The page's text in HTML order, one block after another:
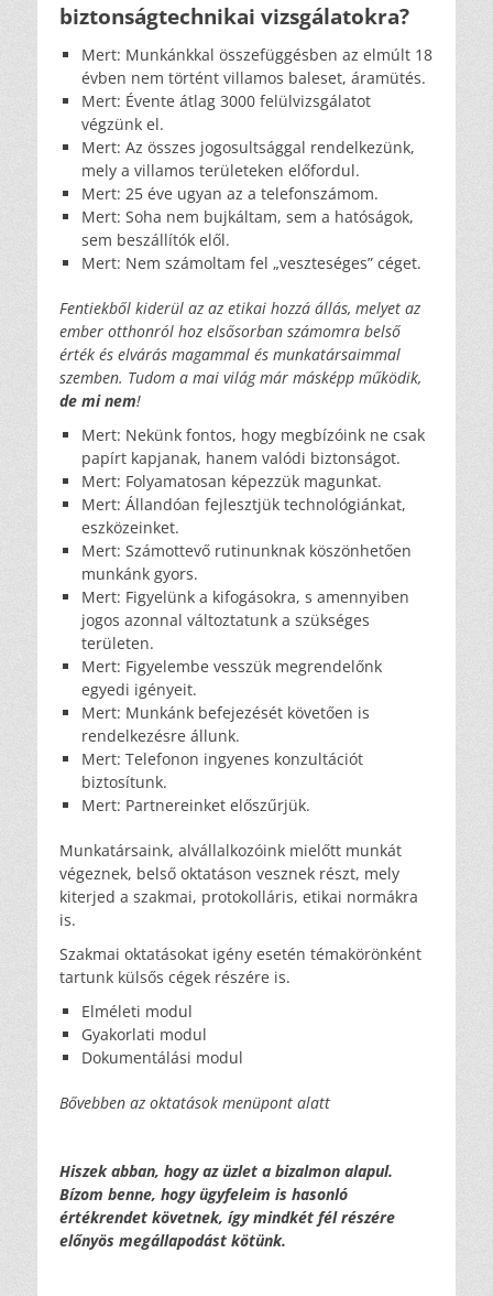
biztonságtechnikai vizsgálatokra?
Mert: Munkánkkal összefüggésben az elmúlt 18
évben nem történt villamos baleset, áramütés.
Mert: Évente átlag 3000 felülvizsgálatot
végzünk el.
Mert: Az összes jogosultsággal rendelkezünk,
mely a villamos területeken előfordul.
Mert: 25 éve ugyan az a telefonszámom.
Mert: Soha nem bujkáltam, sem a hatóságok,
sem beszállítók elől.
Mert: Nem számoltam fel „veszteséges” céget.
Fentiekből kiderül az az etikai hozzá állás, melyet az
ember otthonról hoz elsősorban számomra belső
érték és elvárás magammal és munkatársaimmal
szemben. Tudom a mai világ már másképp működik,
de mi nem!
Mert: Nekünk fontos, hogy megbízóink ne csak
papírt kapjanak, hanem valódi biztonságot.
Mert: Folyamatosan képezzük magunkat.
Mert: Állandóan fejlesztjük technológiánkat,
eszközeinket.
Mert: Számottevő rutinunknak köszönhetően
munkánk gyors.
Mert: Figyelünk a kifogásokra, s amennyiben
jogos azonnal változtatunk a szükséges
területen.
Mert: Figyelembe vesszük megrendelőnk
egyedi igényeit.
Mert: Munkánk befejezését követően is
rendelkezésre állunk.
Mert: Telefonon ingyenes konzultációt
biztosítunk.
Mert: Partnereinket előszűrjük.
Munkatársaink, alvállalkozóink mielőtt munkát
végeznek, belső oktatáson vesznek részt, mely
kiterjed a szakmai, protokolláris, etikai normákra
is.
Szakmai oktatásokat igény esetén témakörönként
tartunk külsős cégek részére is.
Elméleti modul
Gyakorlati modul
Dokumentálási modul
Bővebben az oktatások menüpont alatt
Hiszek abban, hogy az üzlet a bizalmon alapul.
Bízom benne, hogy ügyfeleim is hasonló
értékrendet követnek, így mindkét fél részére
előnyös megállapodást kötünk.